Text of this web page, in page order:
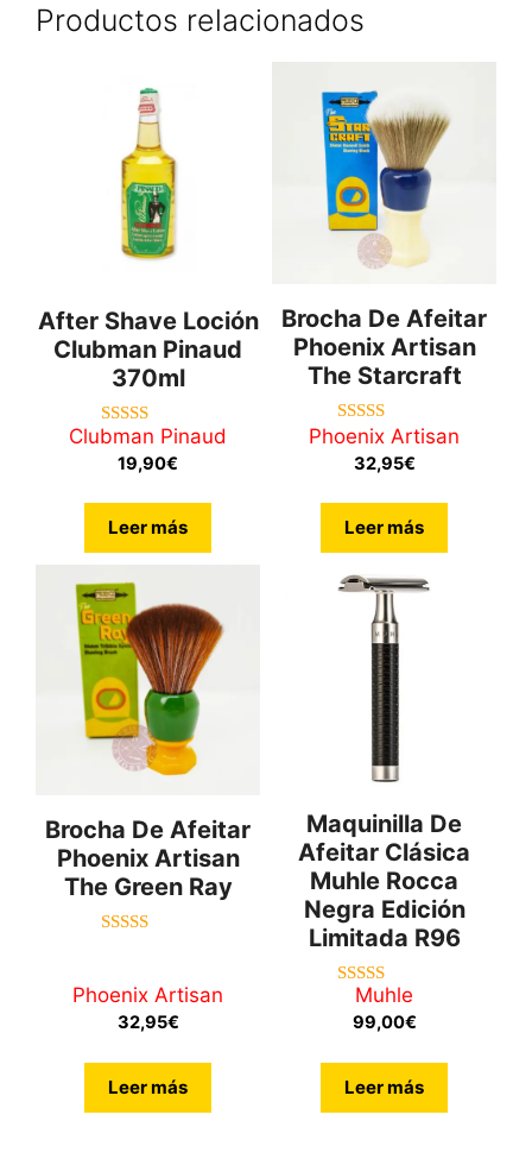
Productos relacionados
After Shave Loción
Clubman Pinaud
370ml
5.00
de 5
Clubman Pinaud
19,90€
Leer más
Brocha De Afeitar
Phoenix Artisan
The Starcraft
5.00
de 5
Phoenix Artisan
32,95€
Leer más
Brocha De Afeitar
Phoenix Artisan
The Green Ray
Phoenix Artisan
32,95€
Leer más
Maquinilla De
Afeitar Clásica
Muhle Rocca
Negra Edición
Limitada R96
5.00
de 5
Muhle
99,00€
Leer más